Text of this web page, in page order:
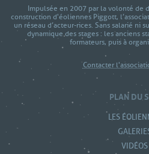
Impulsée en 2007 par la volonté de
construction d'éoliennes Piggott,
un réseau d’acteur-rices. Sans salarié ni
dynamique des stages : les anciens
formateurs, puis à
Contacter
PLAN DU
LES
VIDÉOS